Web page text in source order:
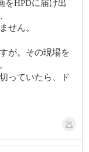
HPDに届け出
ん。
。その現場を
ていたら、ド